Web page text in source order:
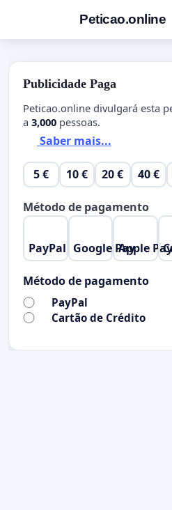
Peticao.online
Publicidade Paga
Peticao.online divulgará esta
a 3,000 pessoas.
Saber mais...
5 € 10 € 20 € 40 €
Método de pagamento
PayPal Google PayApple Pay
Método de pagamento
PayPal
Cartão de Crédito